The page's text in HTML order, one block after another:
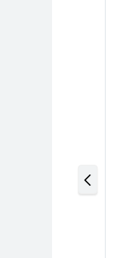
4 Lts Cetol